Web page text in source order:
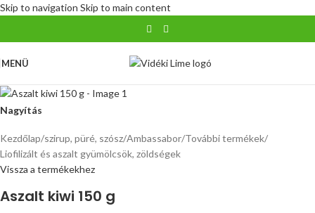
Skip to navigation Skip to main content
MENÜ
Nagyítás
Kezdőlap/szirup, püré, szósz/Ambassabor/További termékek/
Liofilizált és aszalt gyümölcsök, zöldségek
Vissza a termékekhez
Aszalt kiwi 150 g